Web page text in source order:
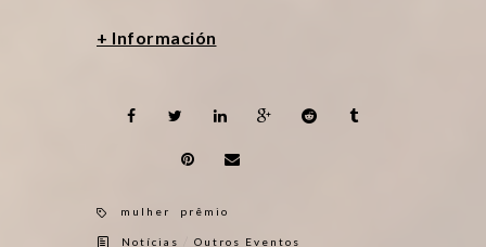
+ Información
mulher prêmio
Notícias
Outros Eventos